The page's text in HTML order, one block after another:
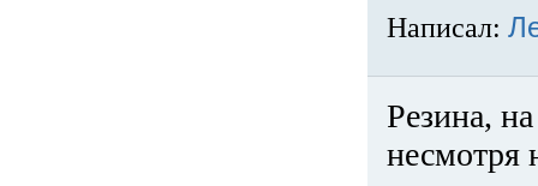
Написал:
Резина,
несмотря